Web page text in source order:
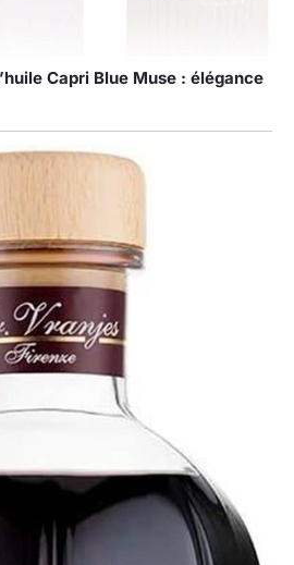
Capri Blue Muse : élégance